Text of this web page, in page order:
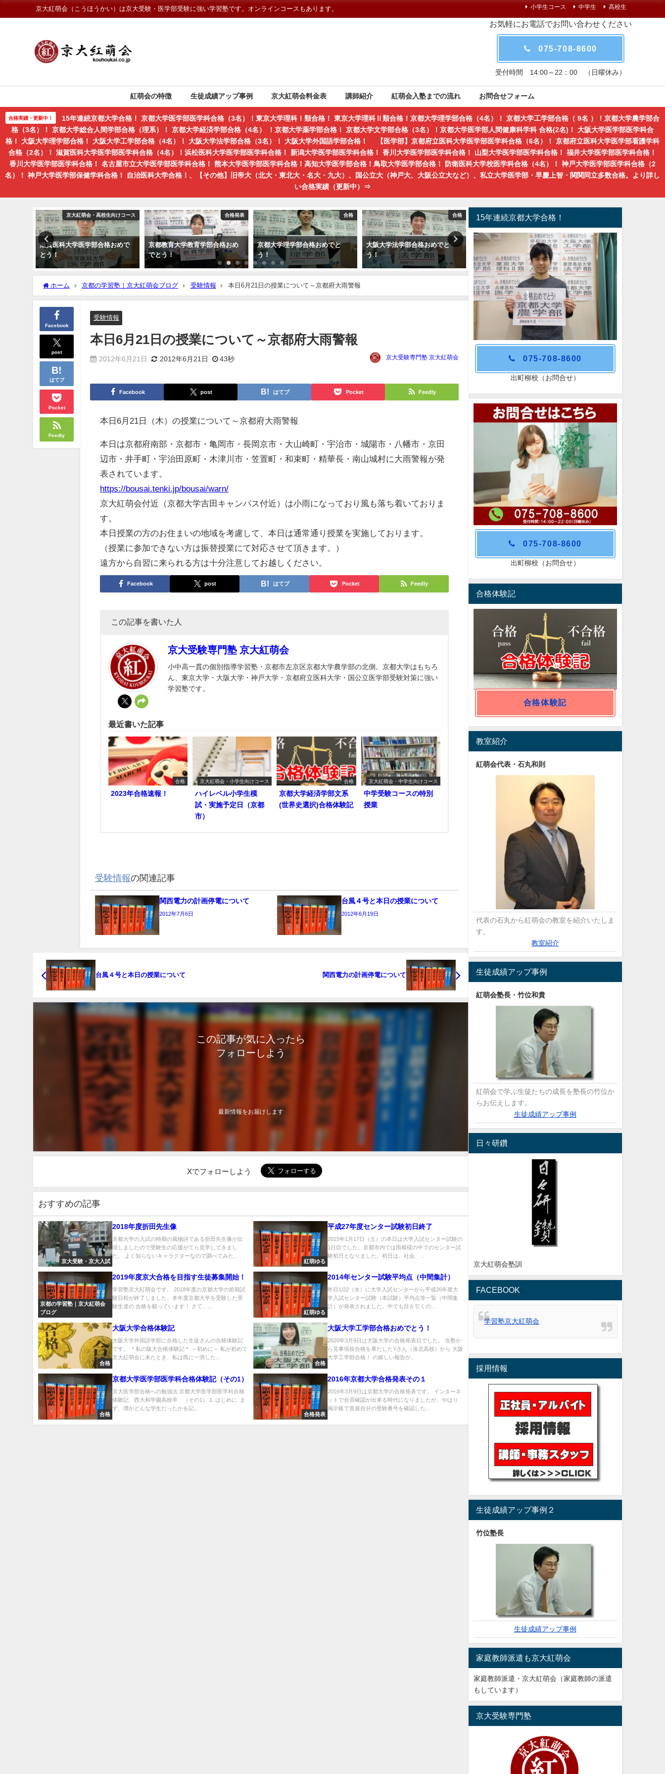
京大紅萌会（こうほうかい）は京大受験・医学部受験に強い学習塾です。オンラインコースもあります。 小学生コース 中学生 高校生
お気軽にお電話でお問い合わせください
075-708-8600
受付時間 14:00～22：00 （日曜休み）
紅萌会の特徴 生徒成績アップ事例 京大紅萌会料金表 講師紹介 紅萌会入塾までの流れ お問合せフォーム
合格実績・更新中！
15年連続京都大学合格！ 京都大学医学部医学科合格（3名）！東京大学理科Ⅰ類合格！ 東京大学理科Ⅱ類合格！京都大学理学部合格（4名）！ 京都大学工学部合格（ 9名 ）！京都大学農学部合
格（3名）！ 京都大学総合人間学部合格（理系）！ 京都大学経済学部合格（4名） ！京都大学薬学部合格！ 京都大学文学部合格（3名）！京都大学医学部人間健康科学科 合格(2名)！ 大阪大学医学部医学科合
格！ 大阪大学理学部合格！ 大阪大学工学部合格（4名）！ 大阪大学法学部合格（3名）！ 大阪大学外国語学部合格！ 【医学部】京都府立医科大学医学部医学科合格（6名）！ 京都府立医科大学医学部看護学科
合格（2名）！ 滋賀医科大学医学部医学科合格（4名）！浜松医科大学医学部医学科合格！ 新潟大学医学部医学科合格！ 香川大学医学部医学科合格！ 山梨大学医学部医学科合格！ 福井大学医学部医学科合格！
香川大学医学部医学科合格！ 名古屋市立大学医学部医学科合格！ 熊本大学医学部医学科合格！高知大学医学部合格！鳥取大学医学部合格！ 防衛医科大学校医学科合格（4名）！ 神戸大学医学部医学科合格（2
名）！ 神戸大学医学部保健学科合格！ 自治医科大学合格！、【その他】旧帝大（北大・東北大・名大・九大）、国公立大（神戸大、大阪公立大など）、私立大学医学部・早慶上智・関関同立多数合格。より詳し
い合格実績（更新中）⇒
京大紅萌会・高校生向けコース
滋賀医科大学医学部合格おめで
とう！
合格発表
京都教育大学教育学部合格おめ
でとう！
合格
京都大学理学部合格おめでと
う！
合格
大阪大学法学部合格おめでと
う！
北海道大学合格おめでとう！（9
年越しの記念撮影）
特別講演を実施しました。
ホーム 京都の学習塾｜京大紅萌会ブログ 受験情報 本日6月21日の授業について～京都府大雨警報
Facebook
post
はてブ
Pocket
Feedly
受験情報
本日6月21日の授業について～京都府大雨警報
2012年6月21日 2012年6月21日 43秒 京大受験専門塾 京大紅萌会
Facebook post はてブ Pocket Feedly
本日6月21日（木）の授業について～京都府大雨警報
本日は京都府南部・京都市・亀岡市・長岡京市・大山崎町・宇治市・城陽市・八幡市・京田
辺市・井手町・宇治田原町・木津川市・笠置町・和束町・精華長・南山城村に大雨警報が発
表されています。
https://bousai.tenki.jp/bousai/warn/
京大紅萌会付近（京都大学吉田キャンパス付近）は小雨になっており風も落ち着いておりま
す。
本日授業の方のお住まいの地域を考慮して、本日は通常通り授業を実施しております。
（授業に参加できない方は振替授業にて対応させて頂きます。）
遠方から自習に来られる方は十分注意してお越しください。
Facebook post はてブ Pocket Feedly
この記事を書いた人
京大受験専門塾 京大紅萌会
小中高一貫の個別指導学習塾・京都市左京区京都大学農学部の北側。京都大学はもちろ
ん、東京大学・大阪大学・神戸大学・京都府立医科大学・国公立医学部受験対策に強い
学習塾です。
最近書いた記事
合格
2023年合格速報！
京大紅萌会・小学生向けコース
ハイレベル小学生模
試・実施予定日（京都
市）
合格
京都大学経済学部文系
(世界史選択)合格体験記
京大紅萌会・中学生向けコース
中学受験コースの特別
授業
受験情報の関連記事
関西電力の計画停電について
2012年7月6日
台風４号と本日の授業について
2012年6月19日
台風４号と本日の授業について 関西電力の計画停電について
この記事が気に入ったら
フォローしよう
最新情報をお届けします
Xでフォローしよう
おすすめの記事
京大受験・京大入試
2018年度折田先生像
京都大学の入試の時期の風物詩である折田先生像が出
現しましたので受験生の応援がてら見学してきまし
た。 よく知らないキャラクターなので調べてみた...
紅萌ゆる
平成27年度センター試験初日終了
2015年1月17日（土）の本日は大学入試センター試験の
1日目でした。京都市内では雨模様の中でのセンター試
験初日となりました。初日は、社会、...
京都の学習塾｜京大紅萌会
ブログ
2019年度京大合格を目指す生徒募集開始！
学習塾京大紅萌会です。 2018年度の京都大学の前期試
験日程が終了しました。本年度京都大学を受験した受
験生達の 合格を願っています！ さて、...
紅萌ゆる
2014年センター試験平均点（中間集計）
昨日1/22（水）に大学入試センターから平成26年度大
学入試センター試験（本試験）平均点等一覧（中間集
計）が発表されました。中でも目を引くの...
合格
大阪大学合格体験記
大阪大学外国語学部に合格した生徒さんの合格体験記
です。 ＊私の阪大合格体験記＊ ～初めに～ 私が初めて
京大紅萌会に来たとき、私は既に一浪した...
合格
大阪大学工学部合格おめでとう！
2020年3月9日は大阪大学の合格発表日でした。 当塾か
ら見事現役合格を果たしたYさん（洛北高校）から 大阪
大学工学部合格！ の嬉しい報告が...
合格
京都大学医学部医学科合格体験記（その1）
京大医学部合格への勉強法 京都大学医学部医学科合格
体験記 西大和学園高校卒 （その1） 1. はじめに ま
ず、僕がどんな学生だったかを記...
合格発表
2016年京都大学合格発表その１
2016年3月9日は京都大学の合格発表です。 インターネ
ットで合否確認が出来る時代になりましたが、やはり
掲示板で直接自分の受験番号を確認した...
15年連続京都大学合格！
075-708-8600
出町柳校（お問合せ）
075-708-8600
出町柳校（お問合せ）
合格体験記
合格体験記
教室紹介
紅萌会代表・石丸和則
代表の石丸から紅萌会の教室を紹介いたしま
す。
教室紹介
生徒成績アップ事例
紅萌会塾長・竹位和貴
紅萌会で学ぶ生徒たちの成長を塾長の竹位か
らお伝えします。
生徒成績アップ事例
日々研鑽
京大紅萌会塾訓
FACEBOOK
学習塾京大紅萌会
採用情報
生徒成績アップ事例２
竹位塾長
生徒成績アップ事例
家庭教師派遣も京大紅萌会
家庭教師派遣・京大紅萌会（家庭教師の派遣
もしています）
京大受験専門塾